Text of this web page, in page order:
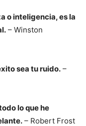
o inteligencia, es la
– Winston
sea tu ruido. –
lo que he
– Robert Frost